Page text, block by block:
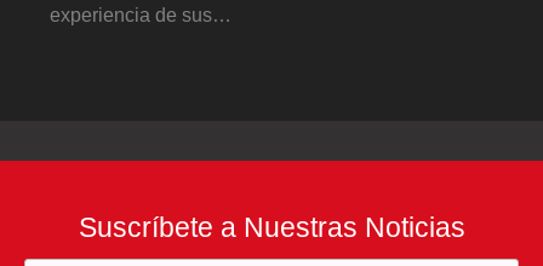
experiencia de sus…
Suscríbete a Nuestras Noticias